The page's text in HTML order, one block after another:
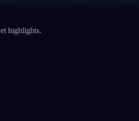
highlights.